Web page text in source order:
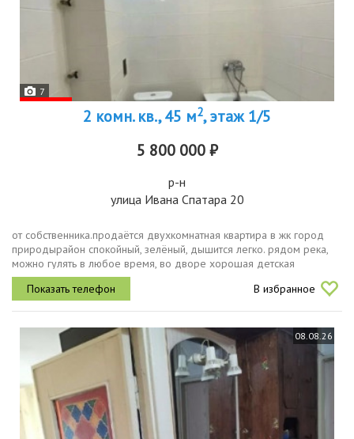
7
2 комн. кв., 45 м2, этаж 1/5
5 800 000 ₽
р-н
улица Ивана Спатара 20
от собственника.продаётся двухкомнатная квартира в жк город
природырайон спокойный, зелёный, дышится легко. рядом река,
можно гулять в любое время, во дворе хорошая детская
площадка детям есть где побегать. квартира на первом этаже, но
окна выходят...
В избранное
08.08.26